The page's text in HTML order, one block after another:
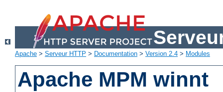
Apache > Serveur HTTP > Documentation > Version 2.4 > Modules
Apache MPM winnt